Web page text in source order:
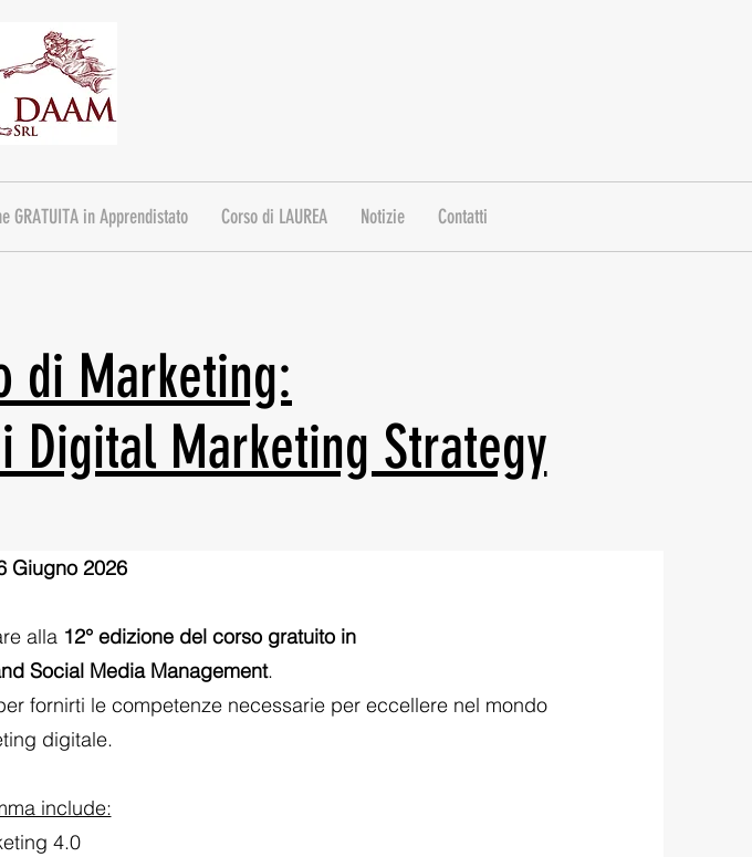
GRATUITA in Apprendistato Corso di LAUREA Notizie Contatti
di Marketing:
Digital Marketing Strategy
Giugno 2026
alla 12° edizione del corso gratuito in
Social Media Management.
fornirti le competenze necessarie per eccellere nel mondo
digitale.
include:
4.0